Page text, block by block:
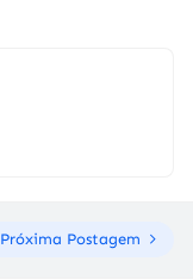
Próxima Postagem